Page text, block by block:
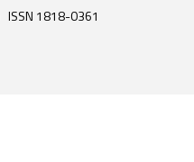
ISSN 1818-0361